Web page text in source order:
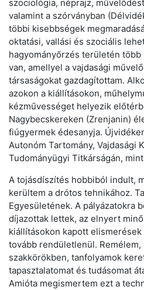
szociológia, néprajz,
valamint a szórványban
többi kisebbségek
oktatási, vallási és szociális
hagyományőrzés területén
van, amellyel a vajdasági
társaságokat gazdagítottam.
azokon a kiállításokon,
kézművességet helyezik
Nagybecskereken (Zrenjanin)
fiúgyermek édesanyja.
Autonóm Tartomány, Vajdasági
Tudományügyi Titkárságán,
A tojásdíszítés hobbiból indult,
kerültem a drótos tehnikához.
Egyesületének. A pályázatokra
díjazottak lettek, az elnyert
kiállításokon kapott
tovább rendületlenül.
szakkörökben, tanfolyamok
tapasztalatomat és tudásomat
Amióta megismertem ezt a